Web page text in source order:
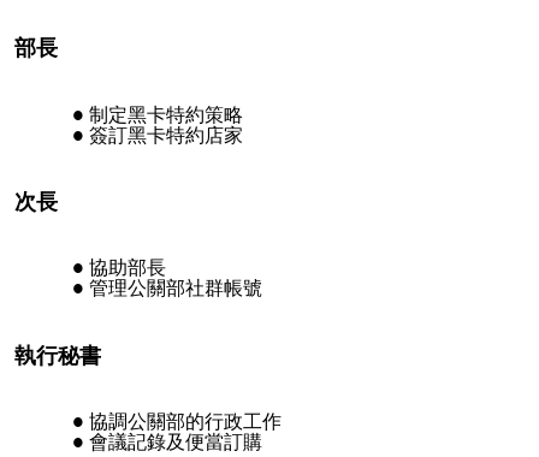
部長
制定黑卡特約策略
簽訂黑卡特約店家
次長
協助部長
管理公關部社群帳號
執行秘書
協調公關部的行政工作
會議記錄及便當訂購